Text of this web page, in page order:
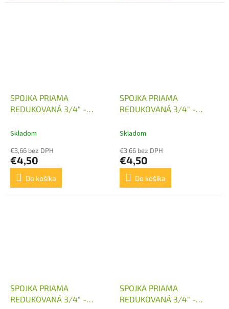
SPOJKA PRIAMA
REDUKOVANÁ 3/4" -
Skladom
€3,66 bez DPH
€4,50
Do košíka
SPOJKA PRIAMA
REDUKOVANÁ 3/4" -
Skladom
€3,66 bez DPH
€4,50
Do košíka
SPOJKA PRIAMA
REDUKOVANÁ 3/4" -
SPOJKA PRIAMA
REDUKOVANÁ 3/4" -